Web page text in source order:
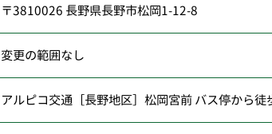
〒3810026 長野県長野市松岡1-12-8
変更の範囲なし
アルピコ交通［長野地区］松岡宮前 バス停から徒